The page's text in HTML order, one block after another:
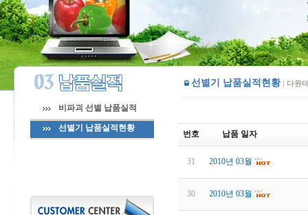
비파괴 선별 납품실적
선별기 납품실적현황
선별기 납품실적현황 다원
번호 납품 일자
31 2010년 03월
30 2010년 03월